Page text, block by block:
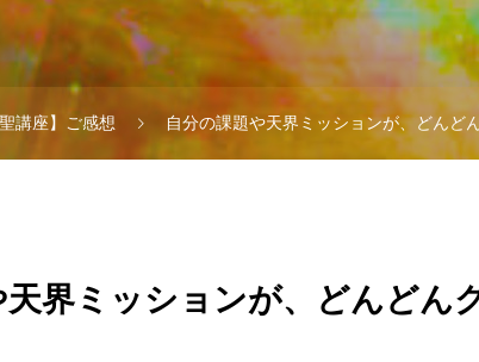
聖講座】ご感想 自分の課題や天界ミッションが、どんど
天界ミッションが、どんどん